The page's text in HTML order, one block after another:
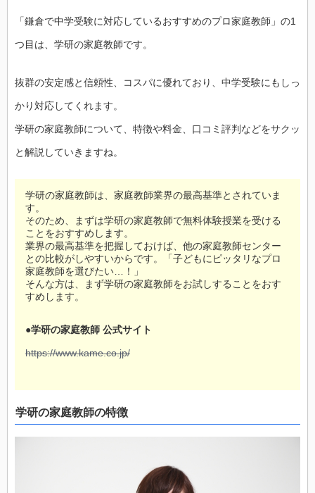
「鎌倉で中学受験に対応しているおすすめのプロ家庭教師」の1
つ目は、学研の家庭教師です。
抜群の安定感と信頼性、コスパに優れており、中学受験にもしっ
かり対応してくれます。
学研の家庭教師について、特徴や料金、口コミ評判などをサクッ
と解説していきますね。
学研の家庭教師は、家庭教師業界の最高基準とされていま
す。
そのため、まずは学研の家庭教師で無料体験授業を受ける
ことをおすすめします。
業界の最高基準を把握しておけば、他の家庭教師センター
との比較がしやすいからです。「子どもにピッタリなプロ
家庭教師を選びたい…！」
そんな方は、まず学研の家庭教師をお試しすることをおす
すめします。
●学研の家庭教師 公式サイト
https://www.kame.co.jp/
学研の家庭教師の特徴